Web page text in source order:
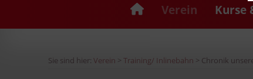
Verein Kurse
Sie sind hier: Verein > Training/ Inlinebahn > Chronik